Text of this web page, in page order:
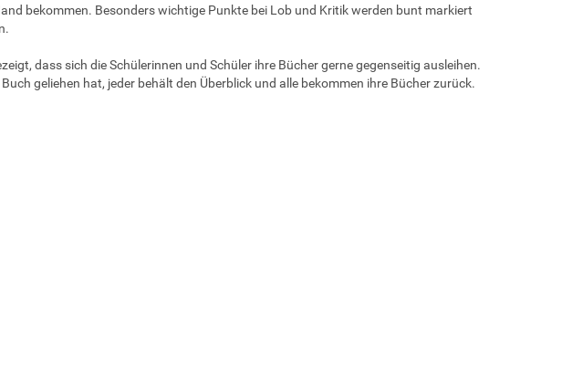
bekommen. Besonders wichtige Punkte bei Lob und Kritik werden bunt markiert
dass sich die Schülerinnen und Schüler ihre Bücher gerne gegenseitig ausleihen.
geliehen hat, jeder behält den Überblick und alle bekommen ihre Bücher zurück.